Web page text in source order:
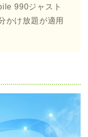
990ジャスト
かけ放題が適用